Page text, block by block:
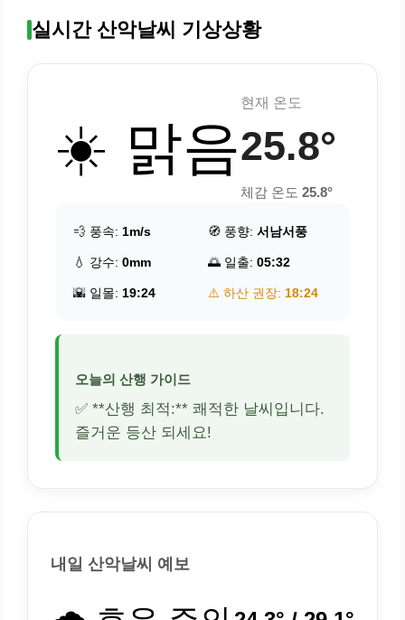
실시간 산악날씨 기상상황
☀️ 맑음
현재 온도
25.8°
체감 온도 25.8°
💨 풍속: 1m/s 🧭 풍향: 서남서풍
💧 강수: 0mm 🌅 일출: 05:32
🌇 일몰: 19:24 ⚠️ 하산 권장: 18:24
오늘의 산행 가이드
✅ **산행 최적:** 쾌적한 날씨입니다.
즐거운 등산 되세요!
내일 산악날씨 예보